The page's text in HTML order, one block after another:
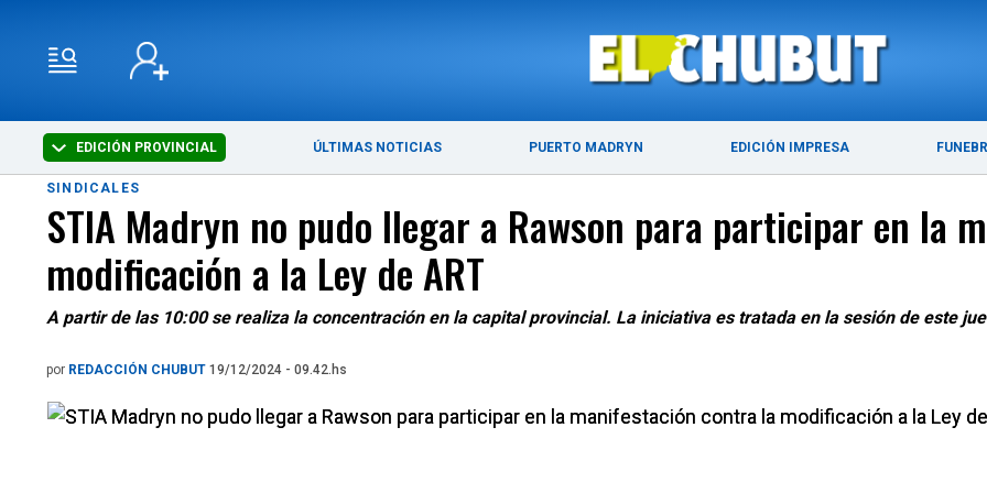
EDICIÓN PROVINCIAL ÚLTIMAS NOTICIAS PUERTO MADRYN EDICIÓN IMPRESA
ÚLTIMAS NOTICIAS PUERTO MADRYN
SINDICALES
STIA Madryn no pudo llegar a Rawson para participar en la
modificación a la Ley de ART
A partir de las 10:00 se realiza la concentración en la capital provincial. La iniciativa es tratada en la sesión de este
por REDACCIÓN CHUBUT 19/12/2024 - 09.42.hs